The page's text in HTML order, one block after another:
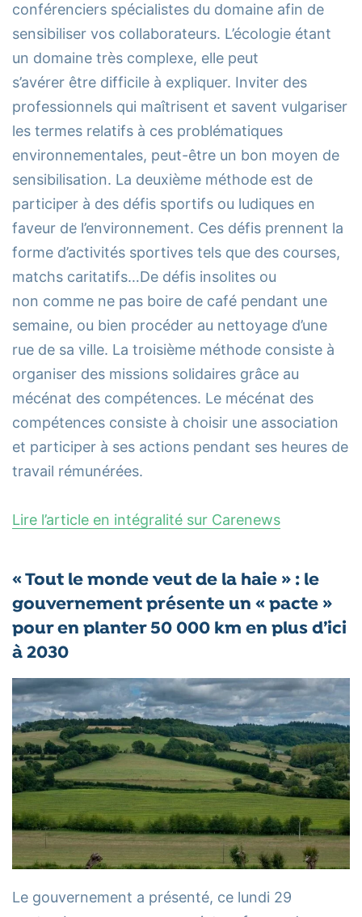
conférenciers spécialistes du domaine afin de
sensibiliser vos collaborateurs. L’écologie étant
un domaine très complexe, elle peut
s’avérer être difficile à expliquer. Inviter des
professionnels qui maîtrisent et savent vulgariser
les termes relatifs à ces problématiques
environnementales, peut-être un bon moyen de
sensibilisation. La deuxième méthode est de
participer à des défis sportifs ou ludiques en
faveur de l’environnement. Ces défis prennent la
forme d’activités sportives tels que des courses,
matchs caritatifs…De défis insolites ou
non comme ne pas boire de café pendant une
semaine, ou bien procéder au nettoyage d’une
rue de sa ville. La troisième méthode consiste à
organiser des missions solidaires grâce au
mécénat des compétences. Le mécénat des
compétences consiste à choisir une association
et participer à ses actions pendant ses heures de
travail rémunérées.
Lire l’article en intégralité sur Carenews
« Tout le monde veut de la haie » : le
gouvernement présente un « pacte »
pour en planter 50 000 km en plus d’ici
à 2030
Le gouvernement a présenté, ce lundi 29